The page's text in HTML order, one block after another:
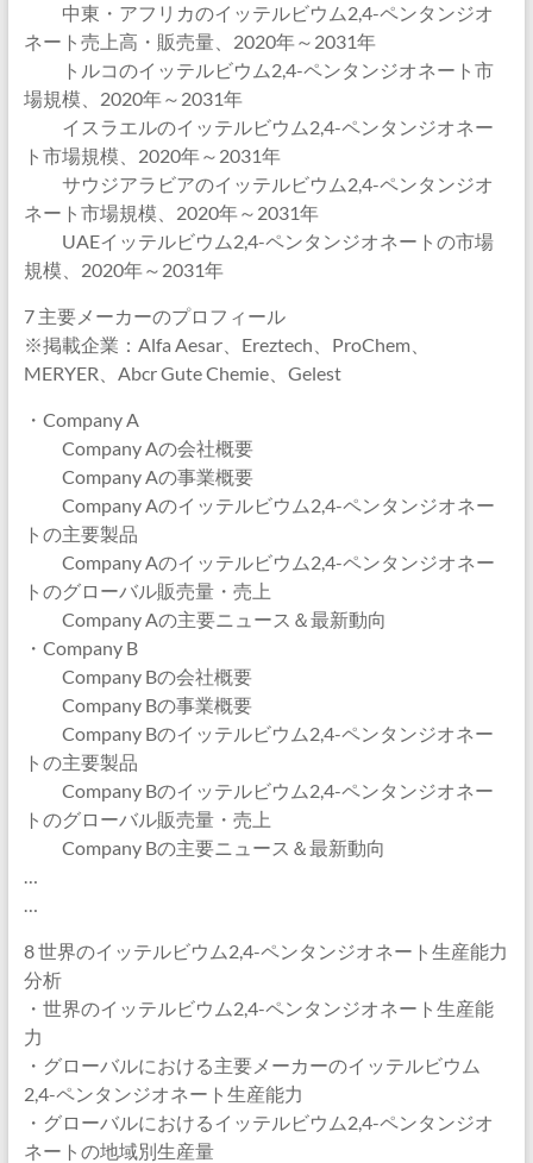
中東・アフリカのイッテルビウム2,4-ペンタンジオ
ネート売上高・販売量、2020年～2031年
トルコのイッテルビウム2,4-ペンタンジオネート市
場規模、2020年～2031年
イスラエルのイッテルビウム2,4-ペンタンジオネー
ト市場規模、2020年～2031年
サウジアラビアのイッテルビウム2,4-ペンタンジオ
ネート市場規模、2020年～2031年
UAEイッテルビウム2,4-ペンタンジオネートの市場
規模、2020年～2031年
7 主要メーカーのプロフィール
※掲載企業：Alfa Aesar、Ereztech、ProChem、
MERYER、Abcr Gute Chemie、Gelest
・Company A
Company Aの会社概要
Company Aの事業概要
Company Aのイッテルビウム2,4-ペンタンジオネー
トの主要製品
Company Aのイッテルビウム2,4-ペンタンジオネー
トのグローバル販売量・売上
Company Aの主要ニュース＆最新動向
・Company B
Company Bの会社概要
Company Bの事業概要
Company Bのイッテルビウム2,4-ペンタンジオネー
トの主要製品
Company Bのイッテルビウム2,4-ペンタンジオネー
トのグローバル販売量・売上
Company Bの主要ニュース＆最新動向
…
…
8 世界のイッテルビウム2,4-ペンタンジオネート生産能力
分析
・世界のイッテルビウム2,4-ペンタンジオネート生産能
力
・グローバルにおける主要メーカーのイッテルビウム
2,4-ペンタンジオネート生産能力
・グローバルにおけるイッテルビウム2,4-ペンタンジオ
ネートの地域別生産量